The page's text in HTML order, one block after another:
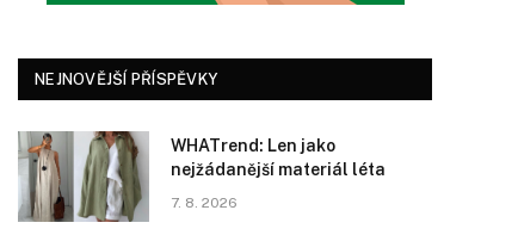
NEJNOVĚJŠÍ PŘÍSPĚVKY
WHATrend: Len jako
nejžádanější materiál léta
7. 8. 2026